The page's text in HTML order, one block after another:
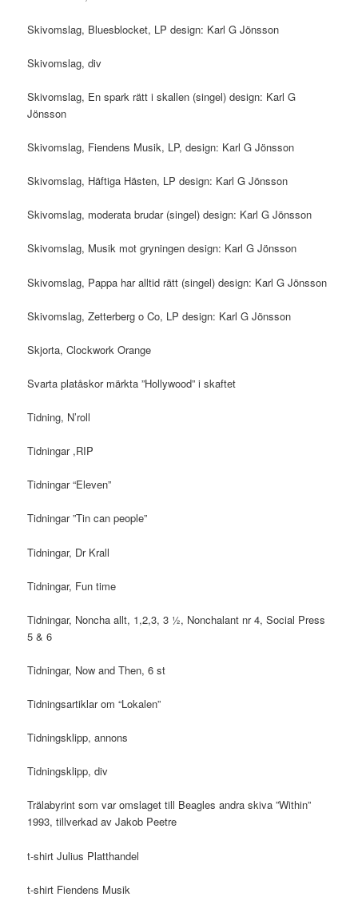
Skivomslag, Bluesblocket, LP design: Karl G Jönsson
Skivomslag, div
Skivomslag, En spark rätt i skallen (singel) design: Karl G
Jönsson
Skivomslag, Fiendens Musik, LP, design: Karl G Jönsson
Skivomslag, Häftiga Hästen, LP design: Karl G Jönsson
Skivomslag, moderata brudar (singel) design: Karl G Jönsson
Skivomslag, Musik mot gryningen design: Karl G Jönsson
Skivomslag, Pappa har alltid rätt (singel) design: Karl G Jönsson
Skivomslag, Zetterberg o Co, LP design: Karl G Jönsson
Skjorta, Clockwork Orange
Svarta platåskor märkta ”Hollywood” i skaftet
Tidning, N’roll
Tidningar ,RIP
Tidningar “Eleven”
Tidningar ”Tin can people”
Tidningar, Dr Krall
Tidningar, Fun time
Tidningar, Noncha allt, 1,2,3, 3 ½, Nonchalant nr 4, Social Press
5 & 6
Tidningar, Now and Then, 6 st
Tidningsartiklar om “Lokalen”
Tidningsklipp, annons
Tidningsklipp, div
Trälabyrint som var omslaget till Beagles andra skiva ”Within”
1993, tillverkad av Jakob Peetre
t-shirt Julius Platthandel
t-shirt Fiendens Musik